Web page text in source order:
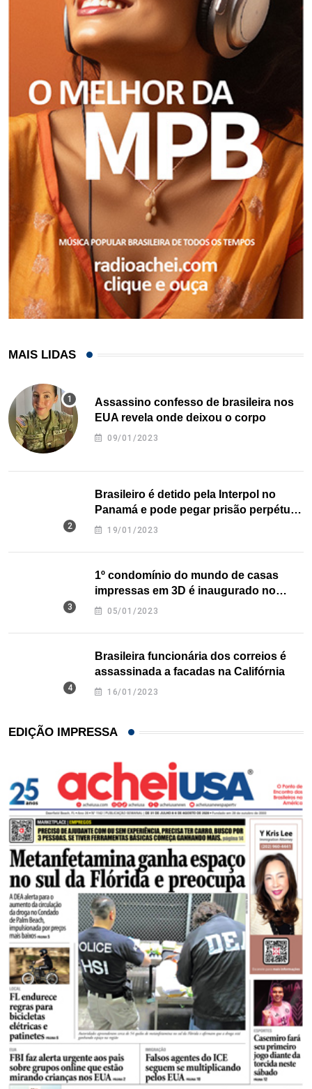
MAIS LIDAS
Assassino confesso de brasileira nos
EUA revela onde deixou o corpo
09/01/2023
Brasileiro é detido pela Interpol no
Panamá e pode pegar prisão perpétua
nos EUA
19/01/2023
1º condomínio do mundo de casas
impressas em 3D é inaugurado no
Texas
05/01/2023
Brasileira funcionária dos correios é
assassinada a facadas na Califórnia
16/01/2023
EDIÇÃO IMPRESSA